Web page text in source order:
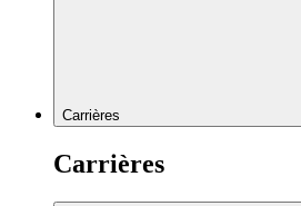
Carrières
Carrières